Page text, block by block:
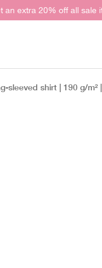
an extra 20% off all sale
sleeved shirt | 190 g/